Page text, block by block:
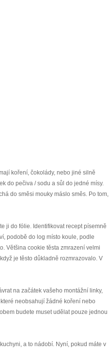
koření, čokolády, nebo jiné silně
do pečiva / sodu a sůl do jedné mísy.
do směsi mouky máslo směs. Po tom,
ji do fólie. Identifikovat recept písemně
podobě do log místo koule, podle
Většina cookie těsta zmrazení velmi
je těsto důkladně rozmrazovalo. V
na začátek vašeho montážní linky,
neobsahují žádné koření nebo
budete muset udělat pouze jednou
a to nádobí. Nyní, pokud máte v